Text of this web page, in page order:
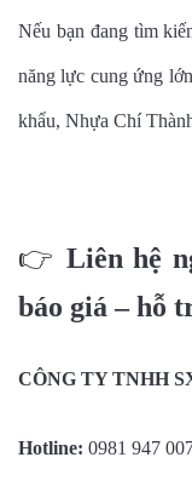
Nếu bạn đang tìm
năng lực cung ứng
khẩu, Nhựa Chí
👉 Liên hệ
báo giá – hỗ
CÔNG TY TNHH
Hotline: 0981 947